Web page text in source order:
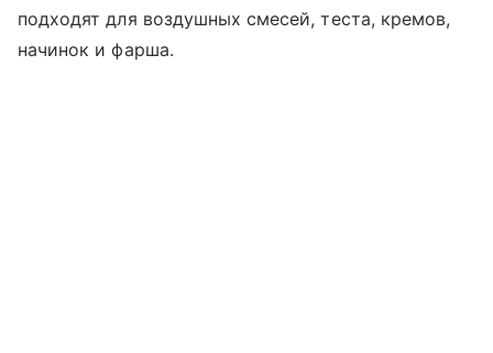
подходят для воздушных смесей, теста, кремов,
начинок и фарша.